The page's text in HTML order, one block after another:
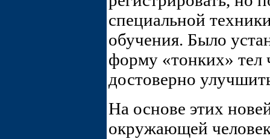
специальной
обучения. Было
форму «тонких» тел
достоверно
На основе этих
окружающей